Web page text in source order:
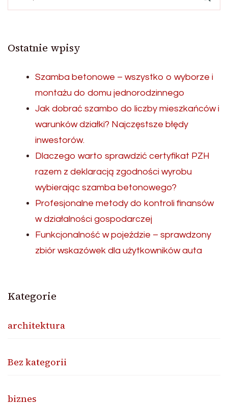
Ostatnie wpisy
Szamba betonowe – wszystko o wyborze i
montażu do domu jednorodzinnego
Jak dobrać szambo do liczby mieszkańców i
warunków działki? Najczęstsze błędy
inwestorów.
Dlaczego warto sprawdzić certyfikat PZH
razem z deklaracją zgodności wyrobu
wybierając szamba betonowego?
Profesjonalne metody do kontroli finansów
w działalności gospodarczej
Funkcjonalność w pojeździe – sprawdzony
zbiór wskazówek dla użytkowników auta
Kategorie
architektura
Bez kategorii
biznes